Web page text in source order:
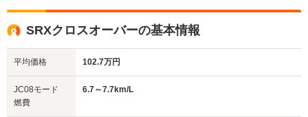
燃費
駆動方式
SRXクロスオーバーの基本情報
平均価格 102.7万円
JC08モード
燃費
6.7～7.7km/L